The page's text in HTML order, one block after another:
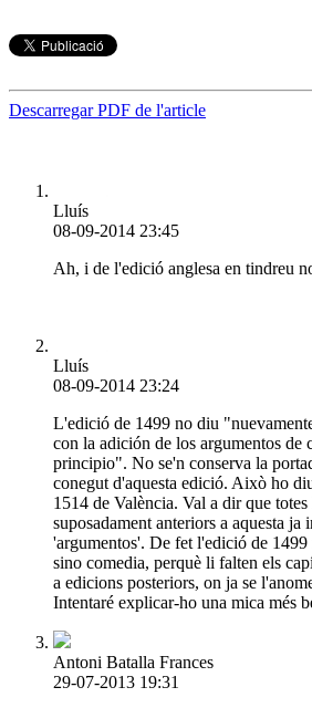
Descarregar PDF de l'article
Lluís
08-09-2014 23:45
Ah, i de l'edició anglesa en tindreu
Lluís
08-09-2014 23:24
L'edició de 1499 no diu
con la adición de los argumentos de
principio". No se'n conserva la
conegut d'aquesta edició. Això ho
1514 de València. Val a dir que
suposadament anteriors a aquesta ja
'argumentos'. De fet l'edició de
sino comedia, perquè li falten els
a edicions posteriors, on ja se
Intentaré explicar-ho una mica més
Antoni Batalla Frances
29-07-2013 19:31